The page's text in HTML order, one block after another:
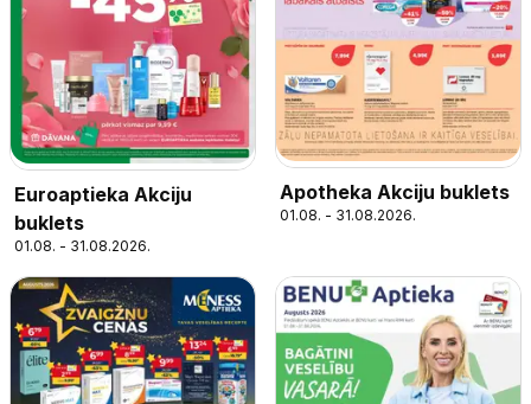
Euroaptieka Akciju
buklets
01.08. - 31.08.2026.
Apotheka Akciju buklets
01.08. - 31.08.2026.